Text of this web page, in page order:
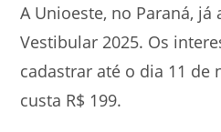
A Unioeste, no Paraná,
Vestibular 2025. Os
cadastrar até o dia 11 de
custa R$ 199.